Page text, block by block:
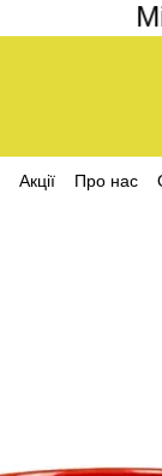
Акції Про нас